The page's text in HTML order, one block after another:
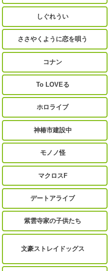
しぐれうい
ささやくように恋を唄う
コナン
To LOVEる
ホロライブ
神椿市建設中
モノノ怪
マクロスF
デートアライブ
紫雲寺家の子供たち
文豪ストレイドッグス